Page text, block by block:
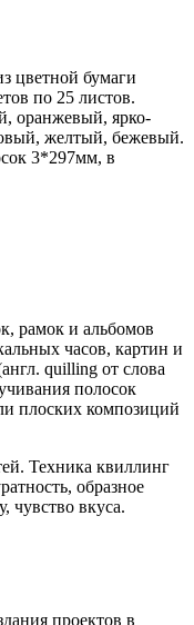
цветной бумаги
по 25 листов.
оранжевый, ярко-
желтый, бежевый.
3*297мм, в
рамок и альбомов
часов, картин и
quilling от слова
полосок
плоских композиций
Техника квиллинг
образное
чувство вкуса.
проектов в